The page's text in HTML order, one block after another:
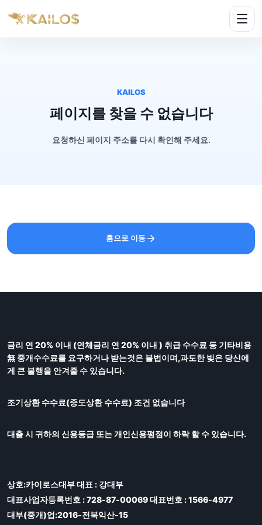
KAILOS
페이지를 찾을 수 없습니다
요청하신 페이지 주소를 다시 확인해 주세요.
홈으로 이동
금리 연 20% 이내 (연체금리 연 20% 이내 ) 취급 수수료 등 기타비용
無 중개수수료를 요구하거나 받는것은 불법이며,과도한 빚은 당신에
게 큰 불행을 안겨줄 수 있습니다.
조기상환 수수료(중도상환 수수료) 조건 없습니다
대출 시 귀하의 신용등급 또는 개인신용평점이 하락 할 수 있습니다.
상호:카이로스대부 대표 : 강대부
대표사업자등록번호 : 728-87-00069 대표번호 : 1566-4977
대부(중개)업:2016-전북익산-15